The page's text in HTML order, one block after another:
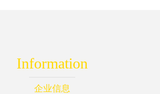
Information
企业信息